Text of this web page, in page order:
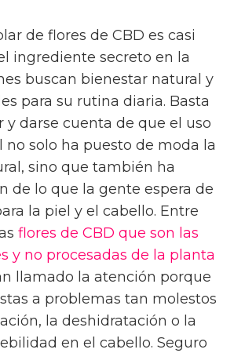
de flores de CBD es casi
ingrediente secreto en la
buscan bienestar natural y
para su rutina diaria. Basta
y darse cuenta de que el uso
solo ha puesto de moda la
sino que también ha
de lo que la gente espera de
la piel y el cabello. Entre
flores de CBD que son las
y no procesadas de la planta
llamado la atención porque
a problemas tan molestos
la deshidratación o la
en el cabello. Seguro